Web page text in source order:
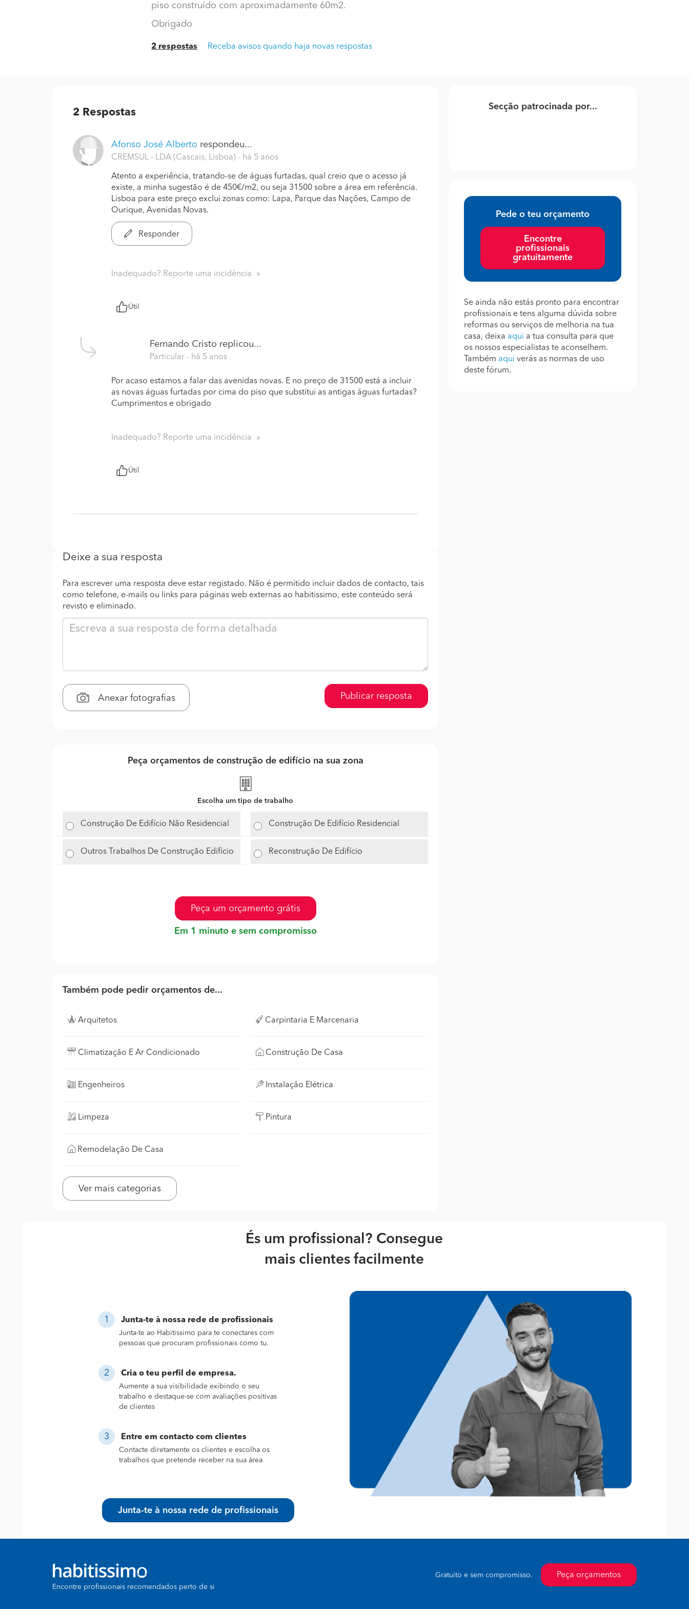
piso construído com aproximadamente 60m2.
Obrigado
2 respostas Receba avisos quando haja novas respostas
2 Respostas
Afonso José Alberto respondeu...
CREMSUL - LDA (Cascais, Lisboa) - há 5 anos
Atento a experiência, tratando-se de águas furtadas, qual creio que o acesso já
existe, a minha sugestão é de 450€/m2, ou seja 31500 sobre a área em referência.
Lisboa para este preço exclui zonas como: Lapa, Parque das Nações, Campo de
Ourique, Avenidas Novas.
Responder
Inadequado? Reporte uma incidência
Útil
Fernando Cristo replicou...
Particular - há 5 anos
Por acaso estamos a falar das avenidas novas. E no preço de 31500 está a incluir
as novas águas furtadas por cima do piso que substitui as antigas águas furtadas?
Cumprimentos e obrigado
Inadequado? Reporte uma incidência
Útil
Deixe a sua resposta
Para escrever uma resposta deve estar registado. Não é permitido incluir dados de contacto, tais
como telefone, e-mails ou links para páginas web externas ao habitissimo, este conteúdo será
revisto e eliminado.
Anexar fotografias Publicar resposta
Peça orçamentos de construção de edifício na sua zona
Escolha um tipo de trabalho
Construção De Edifício Não Residencial Construção De Edifício Residencial
Outros Trabalhos De Construção Edifício Reconstrução De Edifício
Peça um orçamento grátis
Em 1 minuto e sem compromisso
Também pode pedir orçamentos de...
Arquitetos Carpintaria E Marcenaria
Climatização E Ar Condicionado Construção De Casa
Engenheiros Instalação Elétrica
Limpeza Pintura
Remodelação De Casa
Ver mais categorias
Secção patrocinada por...
Pede o teu orçamento
Encontre
profissionais
gratuitamente
Se ainda não estás pronto para encontrar
profissionais e tens alguma dúvida sobre
reformas ou serviços de melhoria na tua
casa, deixa aqui a tua consulta para que
os nossos especialistas te aconselhem.
Também aqui verás as normas de uso
deste fórum.
És um profissional? Consegue
mais clientes facilmente
Junta-te à nossa rede de profissionais
Junta-te ao Habitissimo para te conectares com
pessoas que procuram profissionais como tu.
Cria o teu perfil de empresa.
Aumente a sua visibilidade exibindo o seu
trabalho e destaque-se com avaliações positivas
de clientes
Entre em contacto com clientes
Contacte diretamente os clientes e escolha os
trabalhos que pretende receber na sua área
Junta-te à nossa rede de profissionais
Encontre profissionais recomendados perto de si
Peça orçamentos
Gratuito e sem compromisso.